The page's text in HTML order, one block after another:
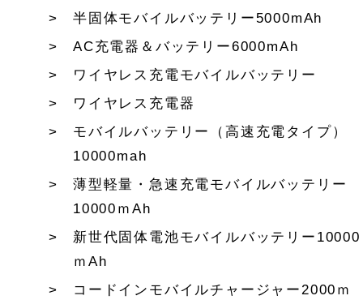
半固体モバイルバッテリー5000mAh
AC充電器＆バッテリー6000mAh
ワイヤレス充電モバイルバッテリー
ワイヤレス充電器
モバイルバッテリー（高速充電タイプ）
10000mah
薄型軽量・急速充電モバイルバッテリー
10000ｍAh
新世代固体電池モバイルバッテリー10000
ｍAh
コードインモバイルチャージャー2000ｍ